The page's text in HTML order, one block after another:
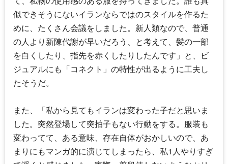
似できそうにないイランならではのスタイルを作るた
めに、たくさん会議をしました。新人類なので、普通
の人より新陳代謝が早いだろう、と考えて、髪の一部
を白くしたり、指先を赤くしたりしたんです」と、ビ
ジュアルにも「コネクト」の特性が出るように工夫し
たそうだ。
また、「私から見てもイランは変わった子だと思いま
した。突然登場して突拍子もない行動をする。服装も
変わってて、ある意味、存在自体がおかしいので、あ
まりにもマンガ的に演じてしまったら、私1人やりすぎ